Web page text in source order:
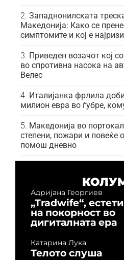
Западнонилската
Македонија: Како се
симптомите и кој е
Приведен возачот кој
во спротивна насока на
Велес
Италијанка фрлила
милион евра во ѓубре,
Македонија во
степени, пожари и повеќе
помош дневно
Адријана Георгиев
„Tradwife“,
на покорност во
дигиталната ера
Катарина Лука
Телото слуша